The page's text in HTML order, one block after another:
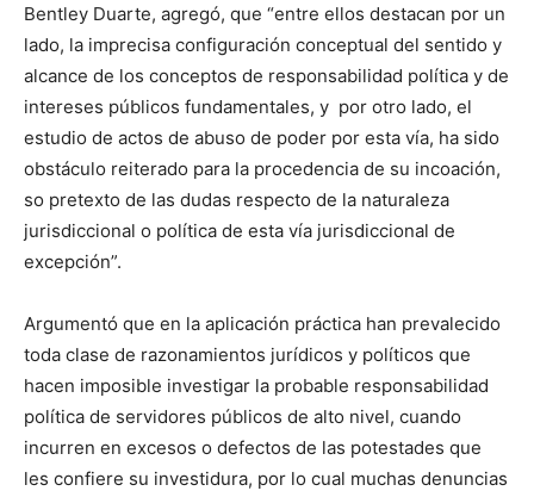
Bentley Duarte, agregó, que “entre ellos destacan por un
lado, la imprecisa configuración conceptual del sentido y
alcance de los conceptos de responsabilidad política y de
intereses públicos fundamentales, y por otro lado, el
estudio de actos de abuso de poder por esta vía, ha sido
obstáculo reiterado para la procedencia de su incoación,
so pretexto de las dudas respecto de la naturaleza
jurisdiccional o política de esta vía jurisdiccional de
excepción”.
Argumentó que en la aplicación práctica han prevalecido
toda clase de razonamientos jurídicos y políticos que
hacen imposible investigar la probable responsabilidad
política de servidores públicos de alto nivel, cuando
incurren en excesos o defectos de las potestades que
les confiere su investidura, por lo cual muchas denuncias